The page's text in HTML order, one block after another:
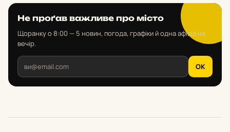
Не проґав важливе про місто
Щоранку о 8:00 — 5 новин, погода, графіки й одна афіша на
вечір.
OK